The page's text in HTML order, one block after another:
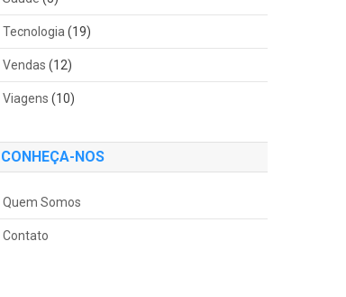
Tecnologia (19)
Vendas (12)
Viagens (10)
CONHEÇA-NOS
Quem Somos
Contato